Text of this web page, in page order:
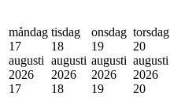
måndag
17
augusti
2026
17
tisdag
18
augusti
2026
18
onsdag
19
augusti
2026
19
torsdag
20
augusti
2026
20